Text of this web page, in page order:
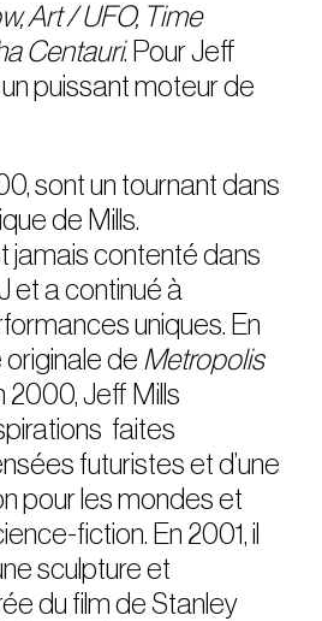
Art / UFO, Time
Centauri. Pour Jeff
un puissant moteur de
sont un tournant dans
de Mills.
jamais contenté dans
et a continué à
uniques. En
de Metropolis
2000, Jeff Mills
faites
futuristes et d’une
pour les mondes et
fiction. En 2001, il
sculpture et
du film de Stanley